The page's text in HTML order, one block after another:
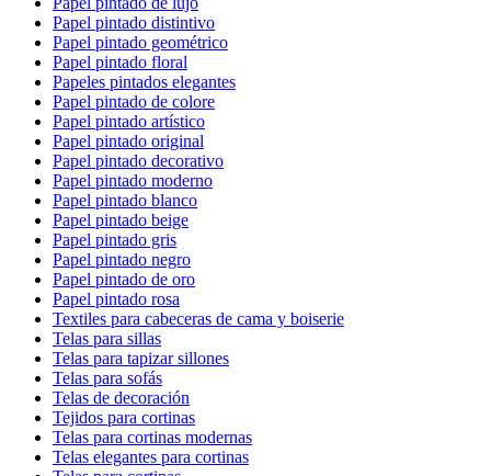
Papel pintado distintivo
Papel pintado geométrico
Papel pintado floral
Papeles pintados elegantes
Papel pintado de colore
Papel pintado artístico
Papel pintado original
Papel pintado decorativo
Papel pintado moderno
Papel pintado blanco
Papel pintado beige
Papel pintado gris
Papel pintado negro
Papel pintado de oro
Papel pintado rosa
Textiles para cabeceras de cama y boiserie
Telas para sillas
Telas para tapizar sillones
Telas para sofás
Telas de decoración
Tejidos para cortinas
Telas para cortinas modernas
Telas elegantes para cortinas